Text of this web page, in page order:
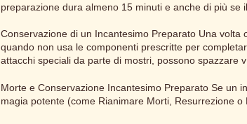
preparazione dura almeno 15 minuti e anche di più se
Conservazione di un Incantesimo Preparato Una
quando non usa le componenti prescritte per
attacchi speciali da parte di mostri, possono spazzare
Morte e Conservazione Incantesimo Preparato Se un
magia potente (come Rianimare Morti, Resurrezione